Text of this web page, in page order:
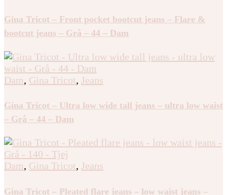
Gina Tricot – Front pocket bootcut jeans – Flare &
bootcut jeans – Grå – 44 – Dam
Dam, Gina Tricot, Jeans
Gina Tricot – Ultra low wide tall jeans – ultra low waist
– Grå – 44 – Dam
Dam, Gina Tricot, Jeans
Gina Tricot – Pleated flare jeans – low waist jeans –